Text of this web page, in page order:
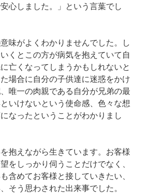
心しました。」という言葉でし
味がよくわかりませんでした。し
くとこの方が病気を抱えていて自
亡くなってしまうかもしれないと
場合に自分の子供達に迷惑をかけ
唯一の肉親である自分が兄弟の最
いけないという使命感、色々な想
なったということがわかりまし
抱えながら生きています。お客様
をしっかり伺うことだけでなく、
含めてお客様と接していきたい、
そう思わされた出来事でした。